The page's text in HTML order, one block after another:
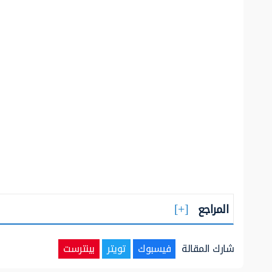
المراجع
شارك المقالة فيسبوك تويتر بينترست